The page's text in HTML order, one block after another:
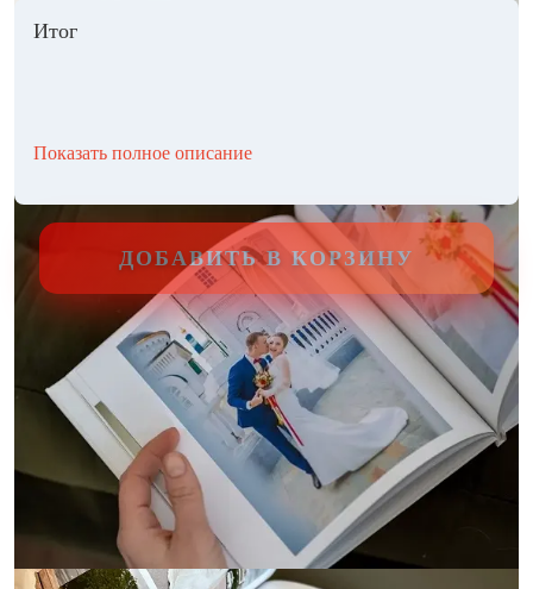
Итог
Показать полное описание
ДОБАВИТЬ В КОРЗИНУ
Другие стили фотокниг